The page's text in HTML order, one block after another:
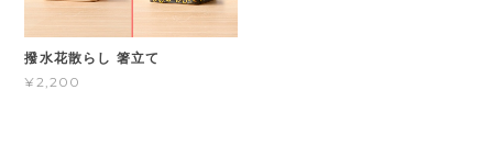
撥水花散らし 箸立て
¥2,200